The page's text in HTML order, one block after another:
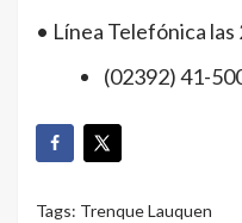
• Línea Telefónica las
(02392) 41-
Tags: Trenque Lauquen